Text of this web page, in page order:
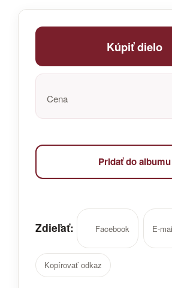
Kúpiť dielo
Cena
Pridať do albumu
Zdieľať: Facebook E-
Kopírovať odkaz